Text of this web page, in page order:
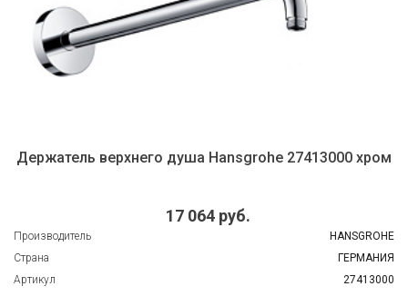
Держатель верхнего душа Hansgrohe 27413000 хром
17 064 руб.
Производитель
HANSGROHE
Страна
ГЕРМАНИЯ
Артикул
27413000